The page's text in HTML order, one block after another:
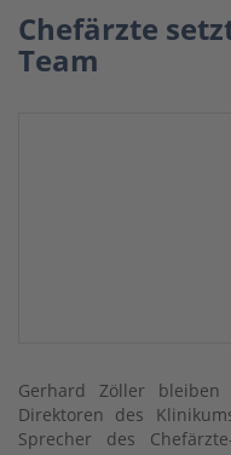
Chefärzte
Team
Gerhard Zöller
Direktoren des
Sprecher des